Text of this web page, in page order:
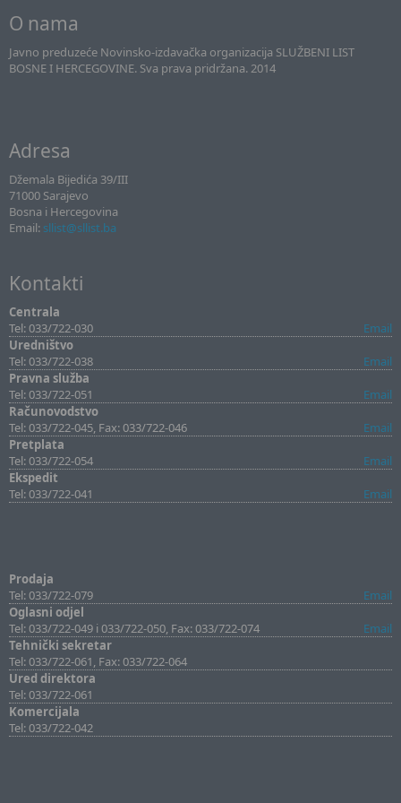
O nama
Javno preduzeće Novinsko-izdavačka organizacija SLUŽBENI LIST
BOSNE I HERCEGOVINE. Sva prava pridržana. 2014
Adresa
Džemala Bijedića 39/III
71000 Sarajevo
Bosna i Hercegovina
Email: sllist@sllist.ba
Kontakti
Centrala
Tel: 033/722-030
Email
Uredništvo
Tel: 033/722-038
Email
Pravna služba
Tel: 033/722-051
Email
Računovodstvo
Tel: 033/722-045, Fax: 033/722-046
Email
Pretplata
Tel: 033/722-054
Email
Ekspedit
Tel: 033/722-041
Email
Prodaja
Tel: 033/722-079
Email
Oglasni odjel
Tel: 033/722-049 i 033/722-050, Fax: 033/722-074
Email
Tehnički sekretar
Tel: 033/722-061, Fax: 033/722-064
Ured direktora
Tel: 033/722-061
Komercijala
Tel: 033/722-042